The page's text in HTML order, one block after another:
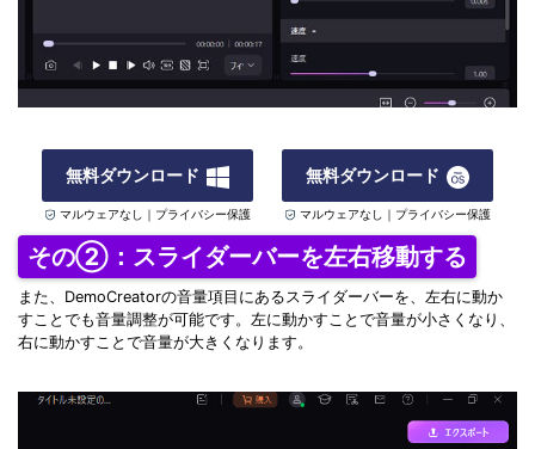
無料ダウンロード
マルウェアなし｜プライバシー保護
無料ダウンロード
マルウェアなし｜プライバシー保護
その②：スライダーバーを左右移動する
また、DemoCreatorの音量項目にあるスライダーバーを、左右に動か
すことでも音量調整が可能です。左に動かすことで音量が小さくなり、
右に動かすことで音量が大きくなります。